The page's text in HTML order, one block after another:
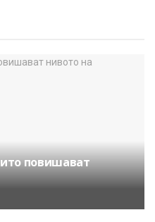
повишават